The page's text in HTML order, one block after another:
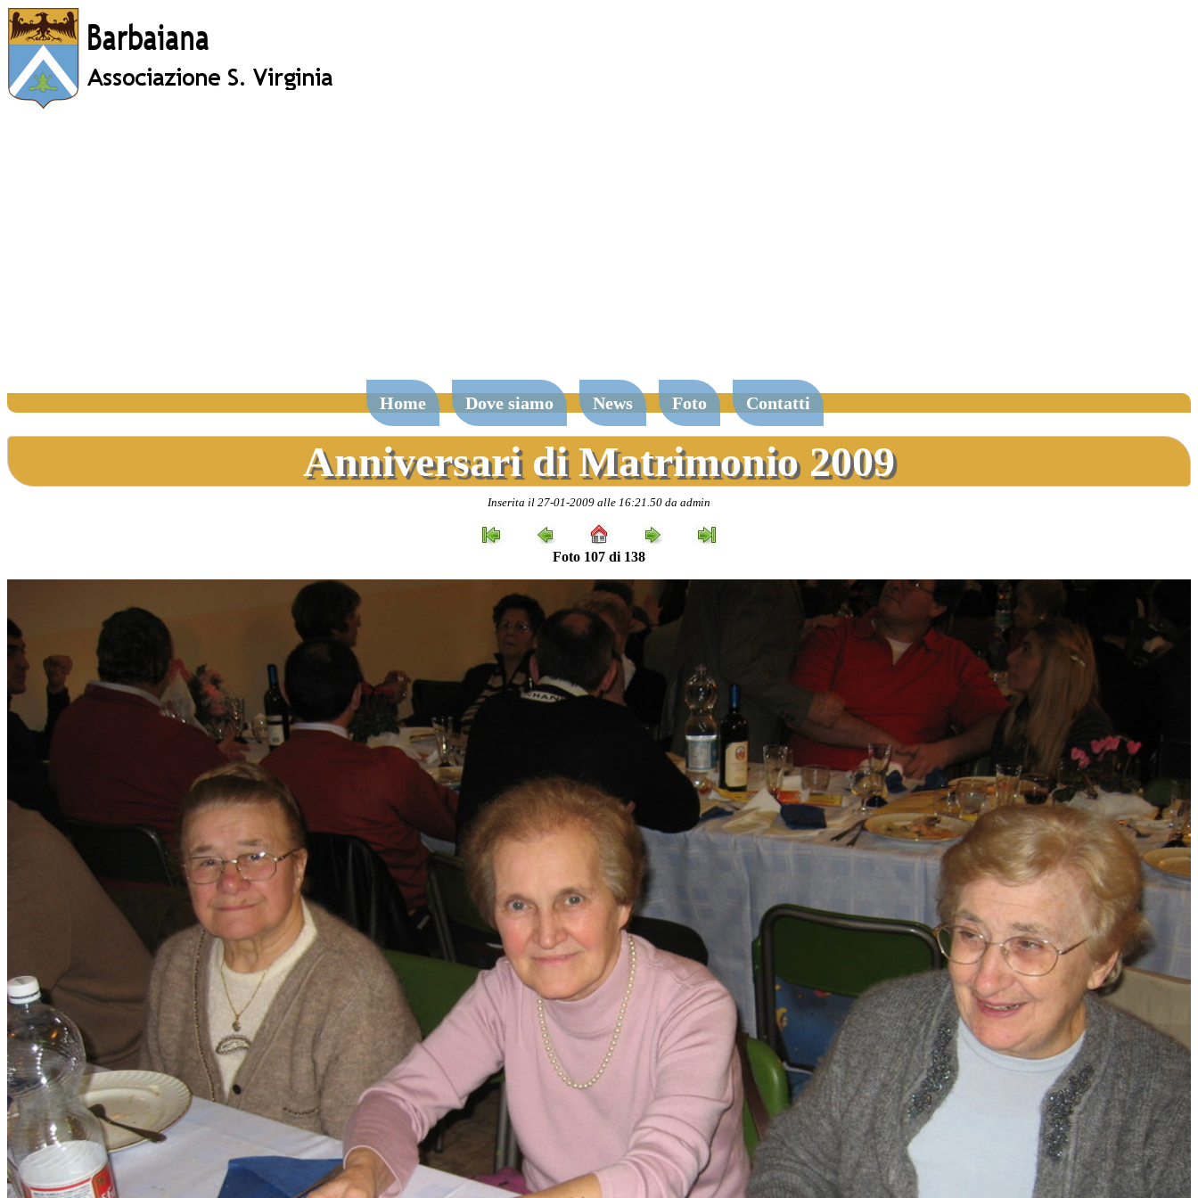
Home Dove siamo News Foto Contatti
Anniversari di Matrimonio 2009
Inserita il 27-01-2009 alle 16:21.50 da admin
Foto 107 di 138